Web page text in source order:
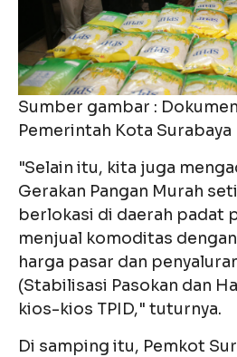
Sumber gambar :
Pemerintah Kota Surabaya
"Selain itu, kita juga
Gerakan Pangan Murah
berlokasi di daerah padat
menjual komoditas
harga pasar dan
(Stabilisasi Pasokan dan
kios-kios TPID," tuturnya.
Di samping itu, Pemkot